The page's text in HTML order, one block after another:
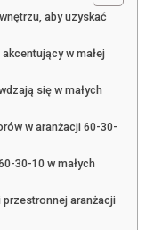
aby uzyskać
w małej
się w małych
w aranżacji 60-30-
30-10 w małych
przestronnej aranżacji